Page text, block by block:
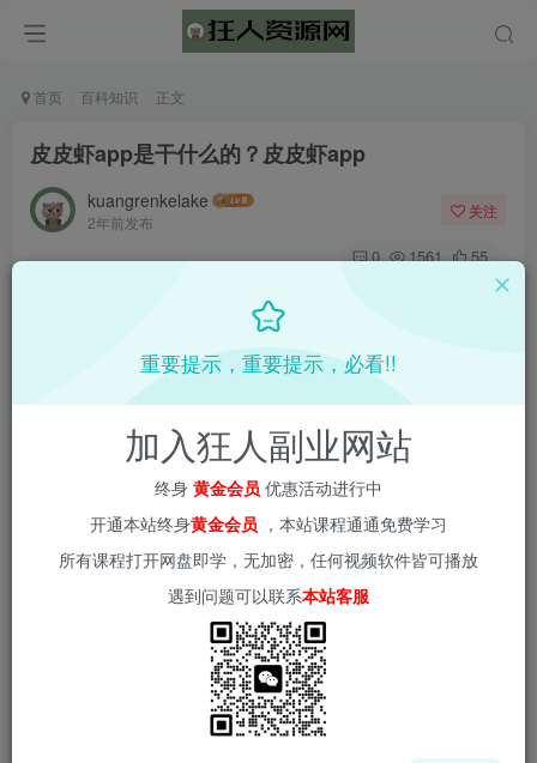
首页 百科知识 正文
皮皮虾app是干什么的？皮皮虾app
kuangrenkelake
2年前发布
关注
0 1561 55
📌 1000➕互联网副业项目教程，更多网赚项目，点击以下
链接进入本站首页：
中赚网 - 分享各大收费VIP网赚项目和创业教程 - 狂人资源
重要提示，重要提示，必看!!
加入狂人副业网站
终身 黄金会员 优惠活动进行中
开通本站终身黄金会员 ，本站课程通通免费学习
所有课程打开网盘即学，无加密，任何视频软件皆可播放
遇到问题可以联系本站客服